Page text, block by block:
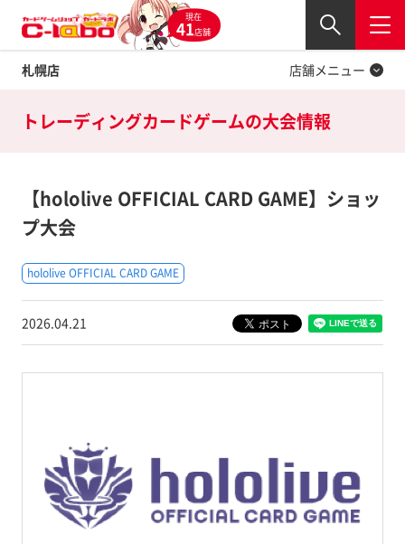
現在
41店舗
札幌店
閉じる
店舗メニュー
Twitter
トレーディングカードゲームの大会情報
【hololive OFFICIAL CARD GAME】ショッ
プ大会
hololive OFFICIAL CARD GAME
2026.04.21